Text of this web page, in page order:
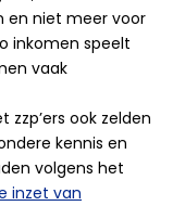
en niet meer voor
inkomen speelt
vaak
ook zelden
kennis en
volgens het
inzet van